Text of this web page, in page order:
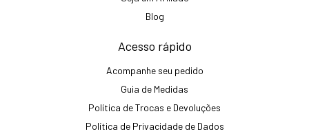
Blog
Acesso rápido
Acompanhe seu pedido
Guia de Medidas
Política de Trocas e Devoluções
Política de Privacidade de Dados